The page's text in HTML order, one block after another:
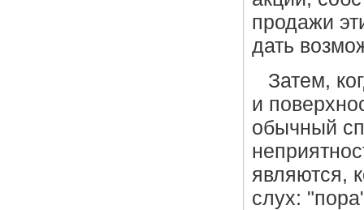
продажи
дать
Затем,
и
обычный
являются,
слух: